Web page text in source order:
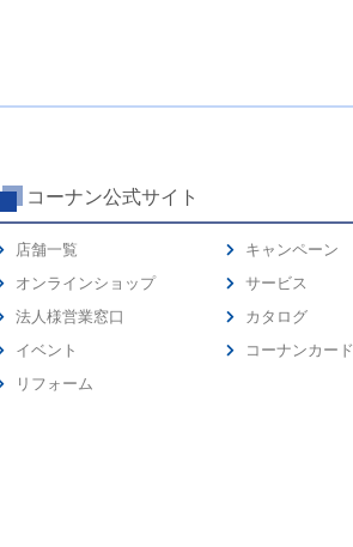
コーナン公式サイト
店舗一覧
オンラインショップ
法人様営業窓口
イベント
リフォーム
キャンペーン
サービス
カタログ
コーナンカード